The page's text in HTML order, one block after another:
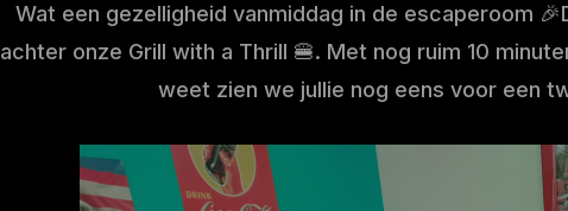
Wat een gezelligheid vanmiddag in de escaperoom
achter onze Grill with a Thrill 🍔. Met nog ruim 10
weet zien we jullie nog eens voor een